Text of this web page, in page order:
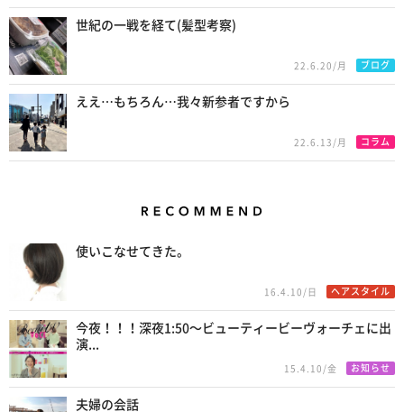
世紀の一戦を経て(髪型考察)
22.6.20/月 ブログ
ええ…もちろん…我々新参者ですから
22.6.13/月 コラム
使いこなせてきた。
16.4.10/日 ヘアスタイル
今夜！！！深夜1:50〜ビューティービーヴォーチェに出
演...
15.4.10/金 お知らせ
夫婦の会話